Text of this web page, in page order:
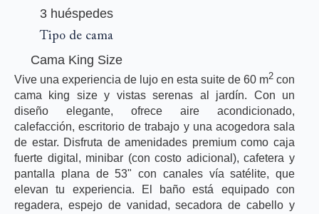
3 huéspedes
Tipo de cama
Cama King Size
Vive una experiencia de lujo en esta suite de 60 m2 con
cama king size y vistas serenas al jardín. Con un
diseño elegante, ofrece aire acondicionado,
calefacción, escritorio de trabajo y una acogedora sala
de estar. Disfruta de amenidades premium como caja
fuerte digital, minibar (con costo adicional), cafetera y
pantalla plana de 53" con canales vía satélite, que
elevan tu experiencia. El baño está equipado con
regadera, espejo de vanidad, secadora de cabello y